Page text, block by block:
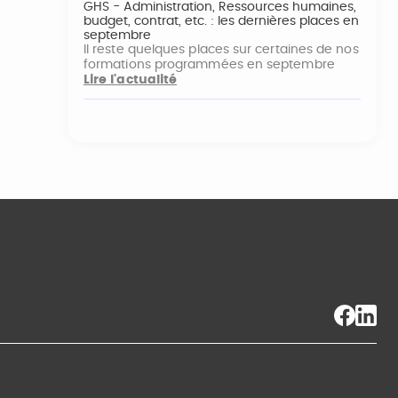
GHS - Administration, Ressources humaines,
budget, contrat, etc. : les dernières places en
septembre
Il reste quelques places sur certaines de nos
formations programmées en septembre
Lire l'actualité